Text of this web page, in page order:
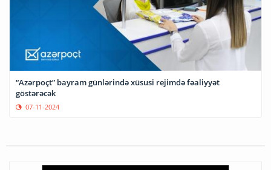
“Azərpoçt” bayram günlərində xüsusi rejimdə fəaliyyət
göstərəcək
07-11-2024